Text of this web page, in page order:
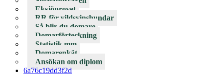
Eksjöprovet
RR för vildsvinshundar
Så blir du domare
Domarförteckning
Statistik mm
Domarenkät
Ansökan om diplom
6a76c19dd3f2d